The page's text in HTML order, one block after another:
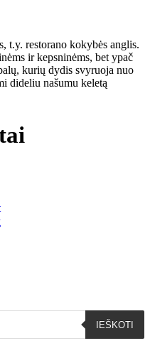
t.y. restorano kokybės anglis.
ir kepsninėms, bet ypač
kurių dydis svyruoja nuo
dideliu našumu keletą
IEŠKOTI